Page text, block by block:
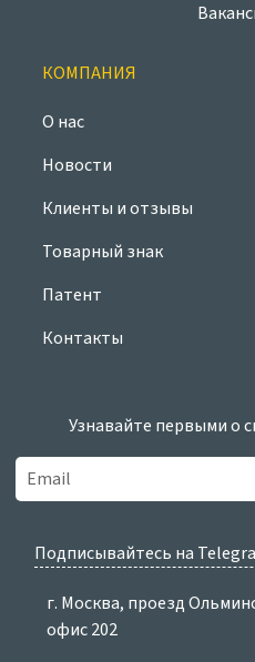
КОМПАНИЯ
О нас
Новости
Клиенты и отзывы
Товарный знак
Патент
Контакты
Узнавайте первыми о
Подписывайтесь на
г. Москва, проезд
офис 202